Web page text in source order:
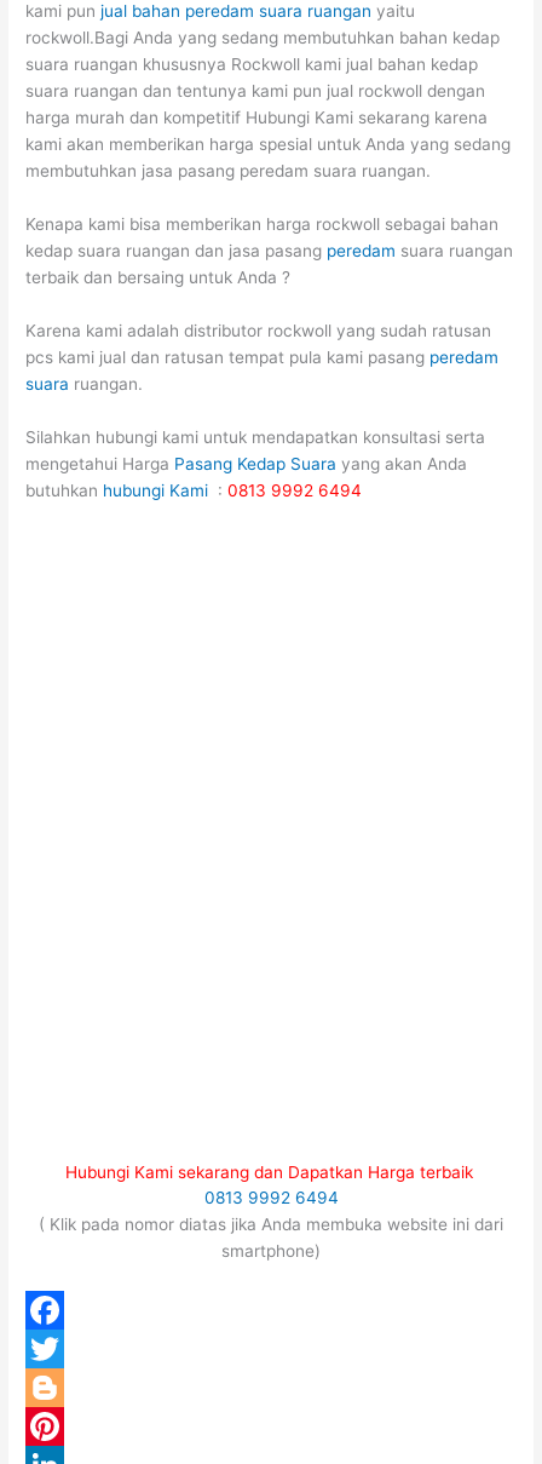
kami punjual bahan peredam suara ruangan yaitu
rockwoll.Bagi Anda yang sedang membutuhkan bahan kedap
suara ruangan khususnya Rockwoll kami jual bahan kedap
suara ruangan dan tentunya kami pun jual rockwoll dengan
harga murah dan kompetitif Hubungi Kami sekarang karena
kami akan memberikan harga spesial untuk Anda yang sedang
membutuhkan jasa pasang peredam suara ruangan.
Kenapa kami bisa memberikan harga rockwoll sebagai bahan
kedap suara ruangan dan jasa pasang peredam suara ruangan
terbaik dan bersaing untuk Anda ?
Karena kami adalah distributor rockwoll yang sudah ratusan
pcs kami jual dan ratusan tempat pula kami pasang peredam
suara ruangan.
Silahkan hubungi kami untuk mendapatkan konsultasi serta
mengetahui Harga Pasang Kedap Suara yang akan Anda
butuhkan hubungi Kami :0813 9992 6494
Hubungi Kami sekarang dan Dapatkan Harga terbaik
0813 9992 6494
( Klik pada nomor diatas jika Anda membuka website ini dari
smartphone)
F
a
c
T
w
B